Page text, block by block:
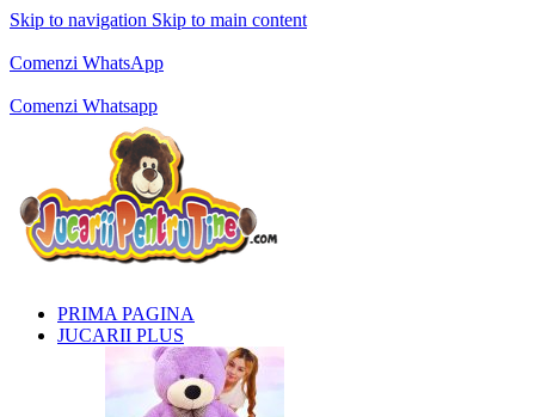
Skip to navigation Skip to main content
Comenzi WhatsApp
Comenzi Whatsapp
PRIMA PAGINA
JUCARII PLUS